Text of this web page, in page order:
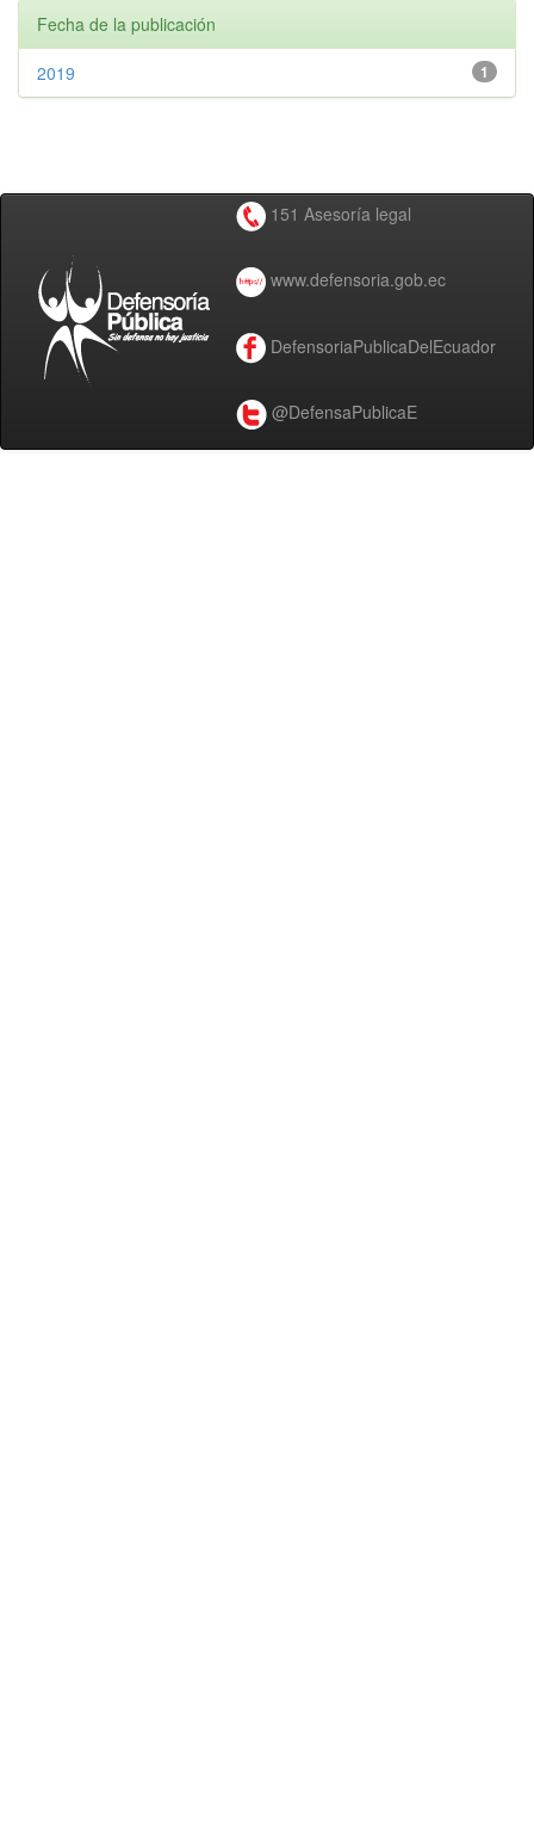
Fecha de la publicación
1
2019
151 Asesoría legal
www.defensoria.gob.ec
DefensoriaPublicaDelEcuador
@DefensaPublicaE